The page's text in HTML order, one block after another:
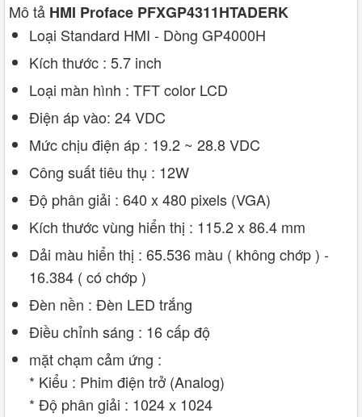
Mô tả HMI Proface PFXGP4311HTADERK
Loại Standard HMI - Dòng GP4000H
Kích thước : 5.7 inch
Loại màn hình : TFT color LCD
Điện áp vào: 24 VDC
Mức chịu điện áp : 19.2 ~ 28.8 VDC
Công suất tiêu thụ : 12W
Độ phân giải : 640 x 480 pixels (VGA)
Kích thước vùng hiển thị : 115.2 x 86.4 mm
Dải màu hiển thị : 65.536 màu ( không chớp ) -
16.384 ( có chớp )
Đèn nền : Đèn LED trắng
Điều chỉnh sáng : 16 cấp độ
mặt chạm cảm ứng :
* Kiểu : Phim điện trở (Analog)
* Độ phân giải : 1024 x 1024